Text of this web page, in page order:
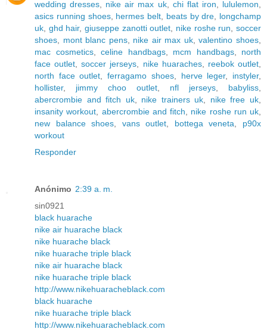
wedding dresses
nike air max uk, chi flat iron lululemon
asics running shoes, hermes belt beats by dre
longchamp
uk ghd hair,giuseppe zanotti outlet nike roshe run ,soccer
shoes
mont blanc pens, nike air max uk,valentino shoes
mac cosmetics, celine handbags, mcm handbags, north
face outlet ,soccer jerseys nike huaraches, reebok outlet
north face outlet ,ferragamo shoes, herve leger, instyler,
hollister, jimmy choo outlet nfl jerseys babyliss
abercrombie and fitch uk, nike trainers uk nike free uk
insanity workout
abercrombie and fitch nike roshe run uk
new balance shoes
vans outlet bottega veneta
p90x
workout
Responder
Anónimo 2:39 a. m.
sin0921
black huarache
nike air huarache black
nike huarache black
nike huarache triple black
nike air huarache black
nike huarache triple black
http://www.nikehuaracheblack.com
black huarache
nike huarache triple black
http://www.nikehuaracheblack.com